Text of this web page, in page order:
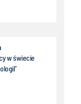
w świecie